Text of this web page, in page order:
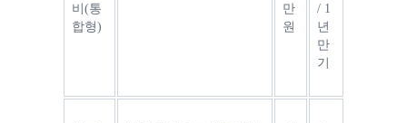
비(통
합형)
만
원
/ 1
년
만
기